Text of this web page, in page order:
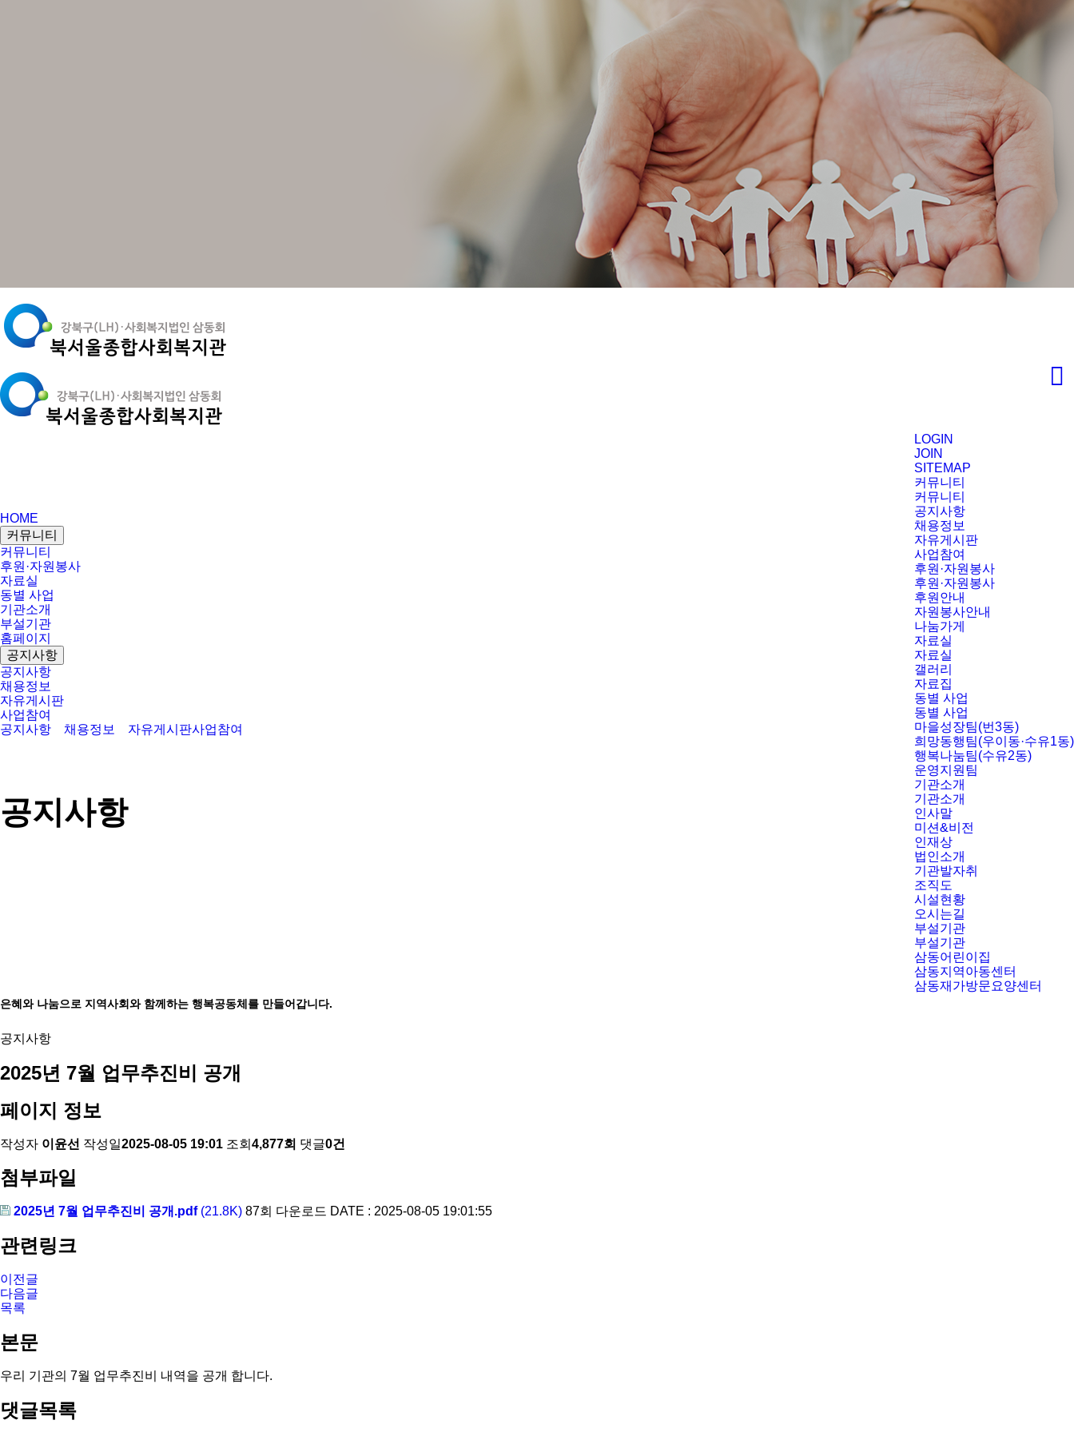
LOGIN
JOIN
SITEMAP
커뮤니티
커뮤니티
공지사항
채용정보
자유게시판
사업참여
후원·자원봉사
후원·자원봉사
후원안내
자원봉사안내
나눔가게
자료실
자료실
갤러리
자료집
동별 사업
동별 사업
마을성장팀(번3동)
희망동행팀(우이동·수유1동)
행복나눔팀(수유2동)
운영지원팀
기관소개
기관소개
인사말
미션&비전
인재상
법인소개
기관발자취
조직도
시설현황
오시는길
부설기관
부설기관
삼동어린이집
삼동지역아동센터
삼동재가방문요양센터
HOME
커뮤니티
커뮤니티
후원·자원봉사
자료실
동별 사업
기관소개
부설기관
홈페이지
공지사항
공지사항
채용정보
자유게시판
사업참여
공지사항
채용정보 자유게시판사업참여
공지사항
은혜와 나눔으로 지역사회와 함께하는 행복공동체를 만들어갑니다.
공지사항
2025년 7월 업무추진비 공개
페이지 정보
작성자 이윤선 작성일2025-08-05 19:01 조회 4,877회 댓글0건
첨부파일
2025년 7월 업무추진비 공개.pdf(21.8K) 87회 다운로드 DATE : 2025-08-05 19:01:55
관련링크
이전글
다음글
목록
본문
우리 기관의 7월 업무추진비 내역을 공개 합니다.
댓글목록